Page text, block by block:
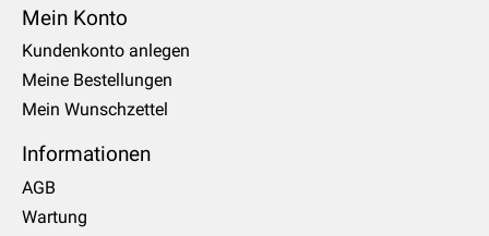
Mein Konto
Kundenkonto anlegen
Meine Bestellungen
Mein Wunschzettel
Informationen
AGB
Wartung